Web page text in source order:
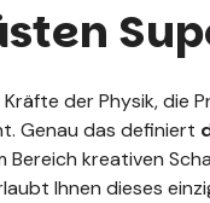
der Physik, die
Genau das definiert
Bereich kreativen
Ihnen dieses